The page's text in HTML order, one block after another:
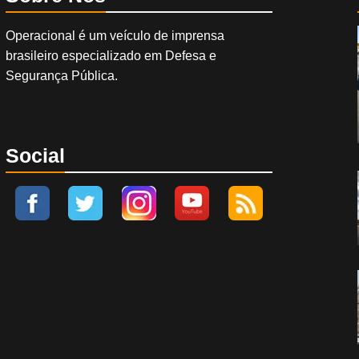
Operacional é um veículo de imprensa
brasileiro especializado em Defesa e
Segurança Pública.
Social